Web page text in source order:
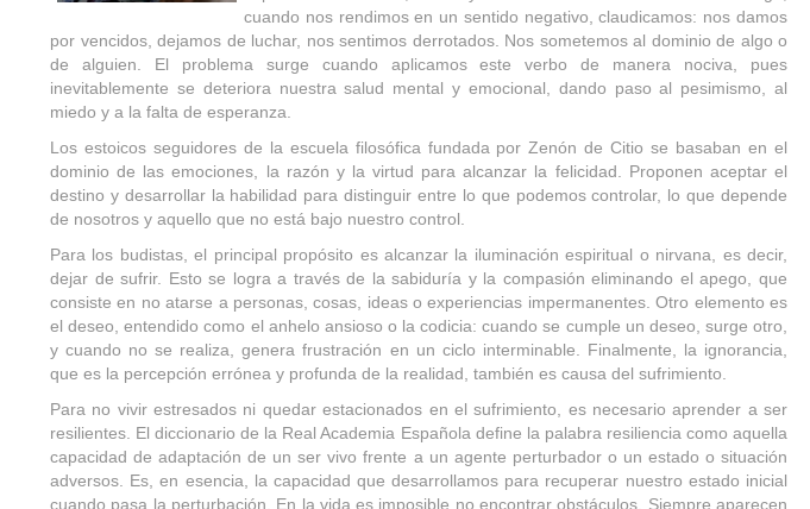
cuando nos rendimos en un sentido negativo, claudicamos: nos damos
por vencidos, dejamos de luchar, nos sentimos derrotados. Nos sometemos al dominio de algo o
de alguien. El problema surge cuando aplicamos este verbo de manera nociva, pues
inevitablemente se deteriora nuestra salud mental y emocional, dando paso al pesimismo, al
miedo y a la falta de esperanza.
Los estoicos seguidores de la escuela filosófica fundada por Zenón de Citio se basaban en el
dominio de las emociones, la razón y la virtud para alcanzar la felicidad. Proponen aceptar el
destino y desarrollar la habilidad para distinguir entre lo que podemos controlar, lo que depende
de nosotros y aquello que no está bajo nuestro control.
Para los budistas, el principal propósito es alcanzar la iluminación espiritual o nirvana, es decir,
dejar de sufrir. Esto se logra a través de la sabiduría y la compasión eliminando el apego, que
consiste en no atarse a personas, cosas, ideas o experiencias impermanentes. Otro elemento es
el deseo, entendido como el anhelo ansioso o la codicia: cuando se cumple un deseo, surge otro,
y cuando no se realiza, genera frustración en un ciclo interminable. Finalmente, la ignorancia,
que es la percepción errónea y profunda de la realidad, también es causa del sufrimiento.
Para no vivir estresados ni quedar estacionados en el sufrimiento, es necesario aprender a ser
resilientes. El diccionario de la Real Academia Española define la palabra resiliencia como aquella
capacidad de adaptación de un ser vivo frente a un agente perturbador o un estado o situación
adversos. Es, en esencia, la capacidad que desarrollamos para recuperar nuestro estado inicial
cuando pasa la perturbación. En la vida es imposible no encontrar obstáculos. Siempre aparecen